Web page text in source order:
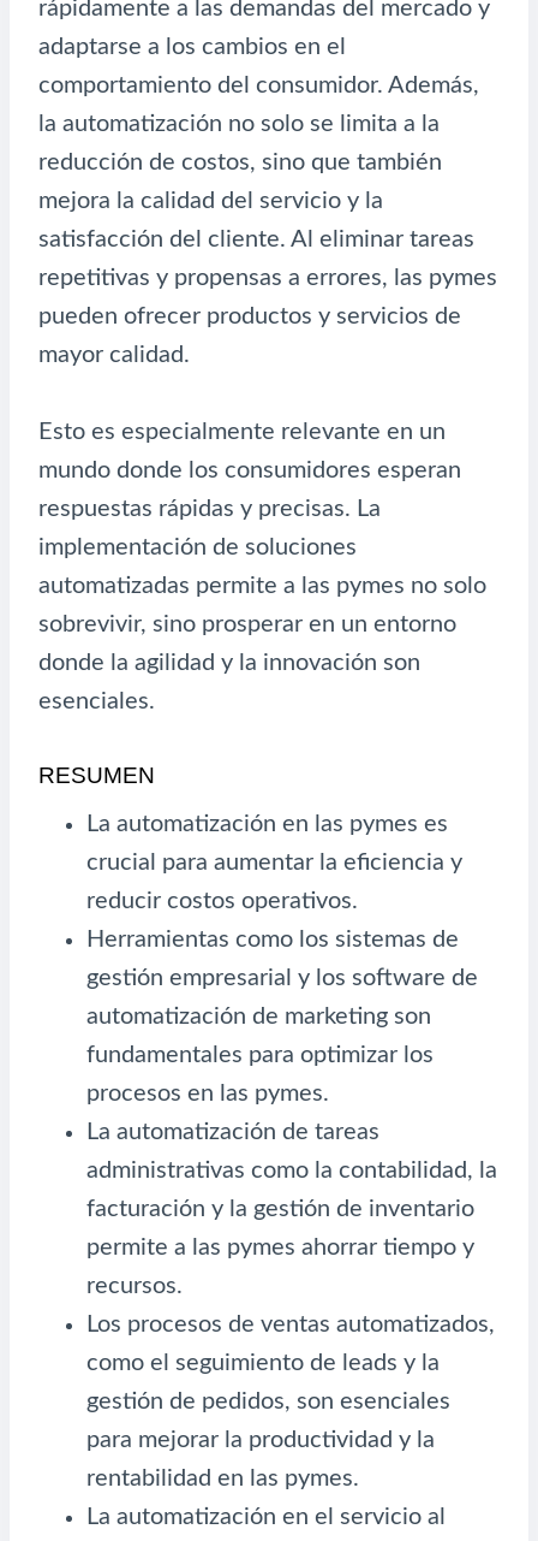
rápidamente a las demandas del mercado y
adaptarse a los cambios en el
comportamiento del consumidor. Además,
la automatización no solo se limita a la
reducción de costos, sino que también
mejora la calidad del servicio y la
satisfacción del cliente. Al eliminar tareas
repetitivas y propensas a errores, las pymes
pueden ofrecer productos y servicios de
mayor calidad.
Esto es especialmente relevante en un
mundo donde los consumidores esperan
respuestas rápidas y precisas. La
implementación de soluciones
automatizadas permite a las pymes no solo
sobrevivir, sino prosperar en un entorno
donde la agilidad y la innovación son
esenciales.
RESUMEN
La automatización en las pymes es
crucial para aumentar la eficiencia y
reducir costos operativos.
Herramientas como los sistemas de
gestión empresarial y los software de
automatización de marketing son
fundamentales para optimizar los
procesos en las pymes.
La automatización de tareas
administrativas como la contabilidad, la
facturación y la gestión de inventario
permite a las pymes ahorrar tiempo y
recursos.
Los procesos de ventas automatizados,
como el seguimiento de leads y la
gestión de pedidos, son esenciales
para mejorar la productividad y la
rentabilidad en las pymes.
La automatización en el servicio al